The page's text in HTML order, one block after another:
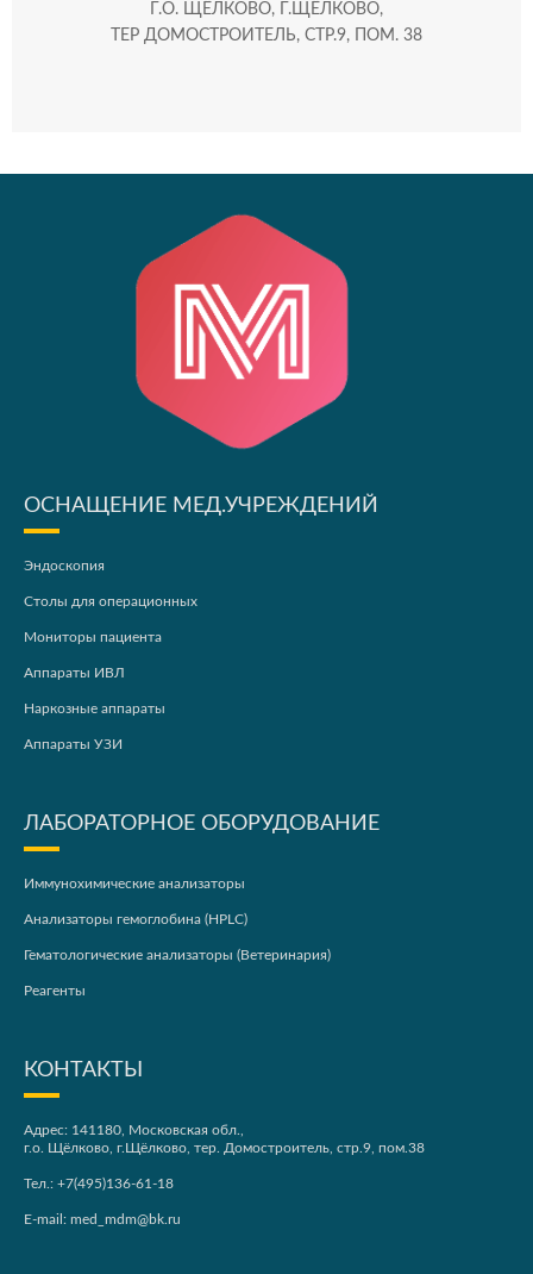
Г.О. ЩЁЛКОВО, Г.ЩЁЛКОВО,
ТЕР ДОМОСТРОИТЕЛЬ, СТР.9, ПОМ. 38
ОСНАЩЕНИЕ МЕД.УЧРЕЖДЕНИЙ
Эндоскопия
Столы для операционных
Мониторы пациента
Аппараты ИВЛ
Наркозные аппараты
Аппараты УЗИ
ЛАБОРАТОРНОЕ ОБОРУДОВАНИЕ
Иммунохимические анализаторы
Анализаторы гемоглобина (HPLC)
Гематологические анализаторы (Ветеринария)
Реагенты
КОНТАКТЫ
Адрес: 141180, Московская обл.,
г.о. Щёлково, г.Щёлково, тер. Домостроитель, стр.9, пом.38
Тел.: +7(495)136-61-18
E-mail: med_mdm@bk.ru